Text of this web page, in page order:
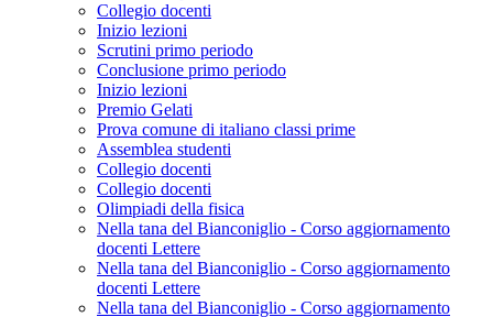
Collegio docenti
Inizio lezioni
Scrutini primo periodo
Conclusione primo periodo
Inizio lezioni
Premio Gelati
Prova comune di italiano classi prime
Assemblea studenti
Collegio docenti
Collegio docenti
Olimpiadi della fisica
Nella tana del Bianconiglio - Corso aggiornamento
docenti Lettere
Nella tana del Bianconiglio - Corso aggiornamento
docenti Lettere
Nella tana del Bianconiglio - Corso aggiornamento